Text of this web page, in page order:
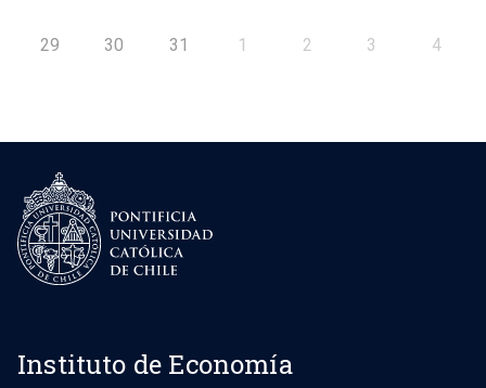
29 30 31 1 2 3 4
Instituto de Economía